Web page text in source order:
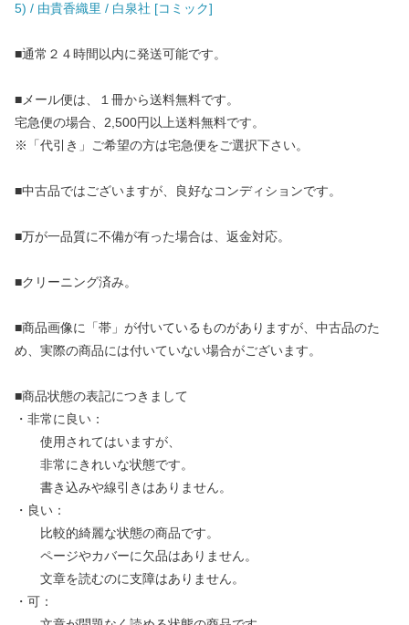
5) / 由貴香織里 / 白泉社 [コミック]
■通常２４時間以内に発送可能です。
■メール便は、１冊から送料無料です。
宅急便の場合、2,500円以上送料無料です。
※「代引き」ご希望の方は宅急便をご選択下さい。
■中古品ではございますが、良好なコンディションです。
■万が一品質に不備が有った場合は、返金対応。
■クリーニング済み。
■商品画像に「帯」が付いているものがありますが、中古品のた
め、実際の商品には付いていない場合がございます。
■商品状態の表記につきまして
・非常に良い：
使用されてはいますが、
非常にきれいな状態です。
書き込みや線引きはありません。
・良い：
比較的綺麗な状態の商品です。
ページやカバーに欠品はありません。
文章を読むのに支障はありません。
・可：